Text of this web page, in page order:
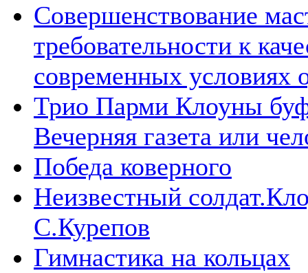
Совершенствование
требовательности к
современных условиях
Трио Парми Клоуны
Вечерняя газета или
Победа коверного
Неизвестный
С.Курепов
Гимнастика на кольцах